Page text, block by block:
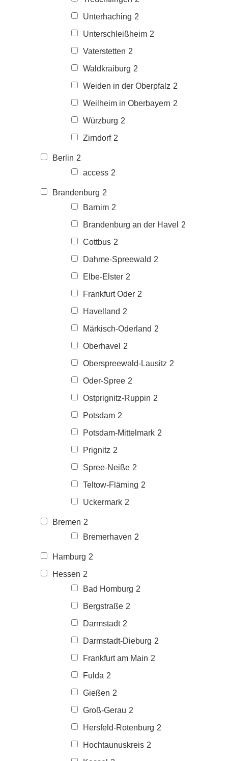
Unterhaching 2
Unterschleißheim 2
Vaterstetten 2
Waldkraiburg 2
Weiden in der Oberpfalz 2
Weilheim in Oberbayern 2
Würzburg 2
Zirndorf 2
Berlin 2
access 2
Brandenburg 2
Barnim 2
Brandenburg an der Havel 2
Cottbus 2
Dahme-Spreewald 2
Elbe-Elster 2
Frankfurt Oder 2
Havelland 2
Märkisch-Oderland 2
Oberhavel 2
Oberspreewald-Lausitz 2
Oder-Spree 2
Ostprignitz-Ruppin 2
Potsdam 2
Potsdam-Mittelmark 2
Prignitz 2
Spree-Neiße 2
Teltow-Fläming 2
Uckermark 2
Bremen 2
Bremerhaven 2
Hamburg 2
Hessen 2
Bad Homburg 2
Bergstraße 2
Darmstadt 2
Darmstadt-Dieburg 2
Frankfurt am Main 2
Fulda 2
Gießen 2
Groß-Gerau 2
Hersfeld-Rotenburg 2
Hochtaunuskreis 2